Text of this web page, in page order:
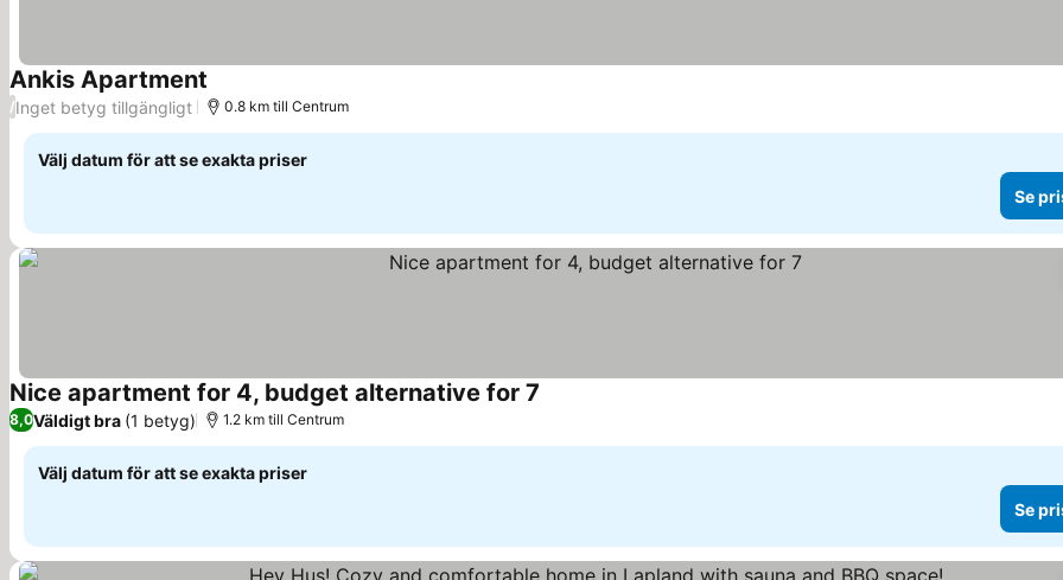
Ankis ApartmentSe priser
/Inget betyg tillgängligt 0.8 km till Centrum
Välj datum för att se exakta priser
Se
Nice apartment for 4, budget alternative for 7
8,0Väldigt bra (1 betyg) 1.2 km till Centrum
Välj datum för att se exakta priser
Se